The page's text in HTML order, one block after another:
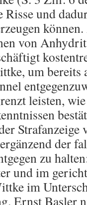
und
von
um bereits
leisten,
Strafanzeige
der
zu
und im
im
Ernst Basler